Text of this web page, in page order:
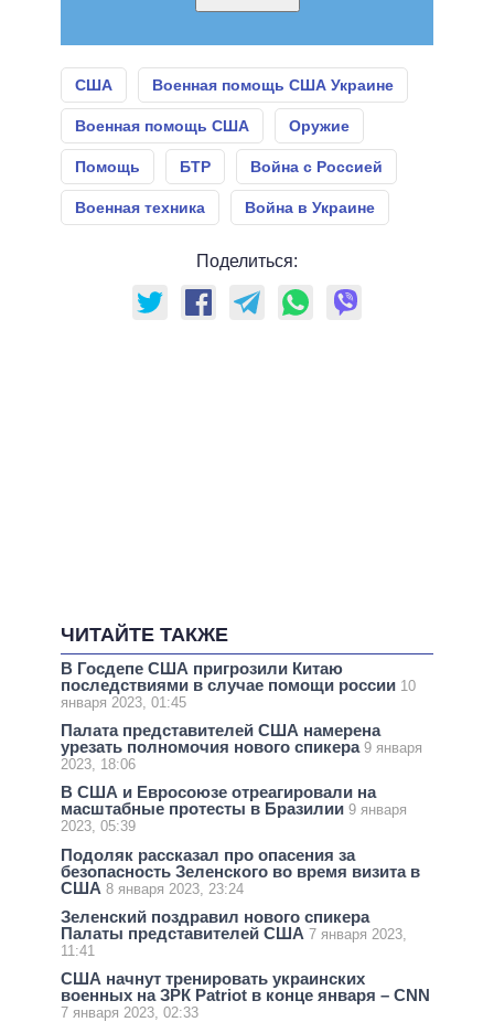
США Военная помощь США Украине
Военная помощь США Оружие
Помощь БТР Война с Россией
Военная техника Война в Украине
Поделиться:
ЧИТАЙТЕ ТАКЖЕ
В Госдепе США пригрозили Китаю
последствиями в случае помощи россии 10
января 2023, 01:45
Палата представителей США намерена
урезать полномочия нового спикера 9 января
2023, 18:06
В США и Евросоюзе отреагировали на
масштабные протесты в Бразилии 9 января
2023, 05:39
Подоляк рассказал про опасения за
безопасность Зеленского во время визита в
США 8 января 2023, 23:24
Зеленский поздравил нового спикера
Палаты представителей США 7 января 2023,
11:41
США начнут тренировать украинских
военных на ЗРК Patriot в конце января – CNN
7 января 2023, 02:33